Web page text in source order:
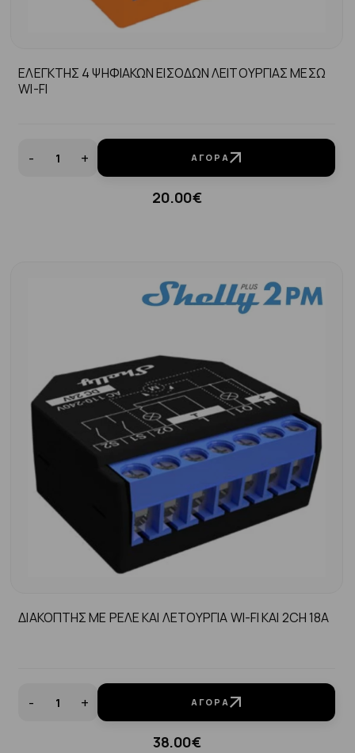
ΕΛΕΓΚΤΗΣ 4 ΨΗΦΙΑΚΩΝ ΕΙΣΟΔΩΝ ΛΕΙΤΟΥΡΓΙΑΣ ΜΕΣΩ
WI-FI
- + ΑΓΟΡΆ
20.00€
ΔΙΑΚΟΠΤΗΣ ΜΕ ΡΕΛΕ ΚΑΙ ΛΕΤΟΥΡΓΙΑ WI-FI KAI 2CH 18A
- + ΑΓΟΡΆ
38.00€